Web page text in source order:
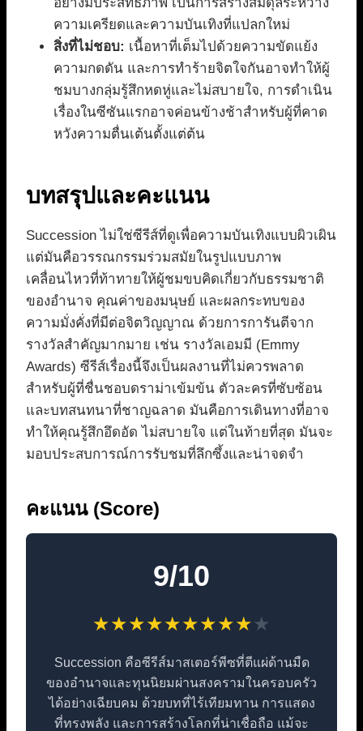
ความเครียดและความบันเทิงที่แปลกใหม่
สิ่งที่ไม่ชอบ: เนื้อหาที่เต็มไปด้วยความขัดแย้ง
ความกดดัน และการทำร้ายจิตใจกันอาจทำให้ผู้
ชมบางกลุ่มรู้สึกหดหู่และไม่สบายใจ, การดำเนิน
เรื่องในซีซันแรกอาจค่อนข้างช้าสำหรับผู้ที่คาด
หวังความตื่นเต้นตั้งแต่ต้น
บทสรุปและคะแนน
Succession ไม่ใช่ซีรีส์ที่ดูเพื่อความบันเทิงแบบผิวเผิน
แต่มันคือวรรณกรรมร่วมสมัยในรูปแบบภาพ
เคลื่อนไหวที่ท้าทายให้ผู้ชมขบคิดเกี่ยวกับธรรมชาติ
ของอำนาจ คุณค่าของมนุษย์ และผลกระทบของ
ความมั่งคั่งที่มีต่อจิตวิญญาณ ด้วยการการันตีจาก
รางวัลสำคัญมากมาย เช่น รางวัลเอมมี (Emmy
Awards) ซีรีส์เรื่องนี้จึงเป็นผลงานที่ไม่ควรพลาด
สำหรับผู้ที่ชื่นชอบดราม่าเข้มข้น ตัวละครที่ซับซ้อน
และบทสนทนาที่ชาญฉลาด มันคือการเดินทางที่อาจ
ทำให้คุณรู้สึกอึดอัด ไม่สบายใจ แต่ในท้ายที่สุด มันจะ
มอบประสบการณ์การรับชมที่ลึกซึ้งและน่าจดจำ
คะแนน (Score)
9/10
★★★★★★★★★★
Succession คือซีรีส์มาสเตอร์พีซที่ตีแผ่ด้านมืด
ของอำนาจและทุนนิยมผ่านสงครามในครอบครัว
ได้อย่างเฉียบคม ด้วยบทที่ไร้เทียมทาน การแสดง
ที่ทรงพลัง และการสร้างโลกที่น่าเชื่อถือ แม้จะ